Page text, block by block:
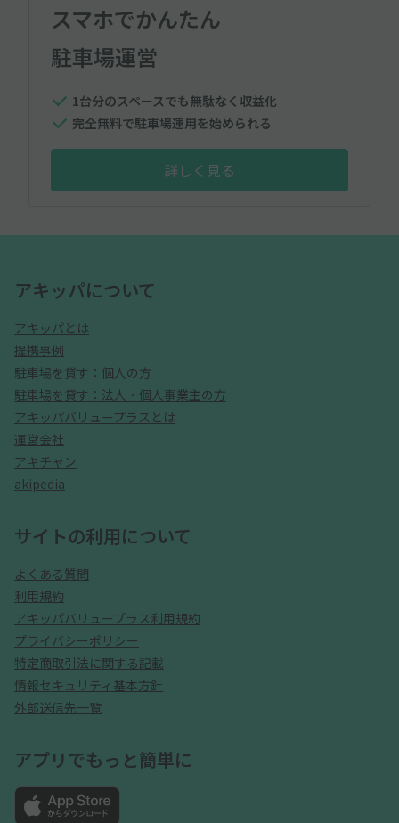
スマホでかんたん
駐車場運営
1台分のスペースでも無駄なく収益化
完全無料で駐車場運用を始められる
詳しく見る
アキッパについて
アキッパとは
提携事例
駐車場を貸す：個人の方
駐車場を貸す：法人・個人事業主の方
アキッパバリュープラスとは
運営会社
アキチャン
akipedia
サイトの利用について
よくある質問
利用規約
アキッパバリュープラス利用規約
プライバシーポリシー
特定商取引法に関する記載
情報セキュリティ基本方針
外部送信先一覧
アプリでもっと簡単に